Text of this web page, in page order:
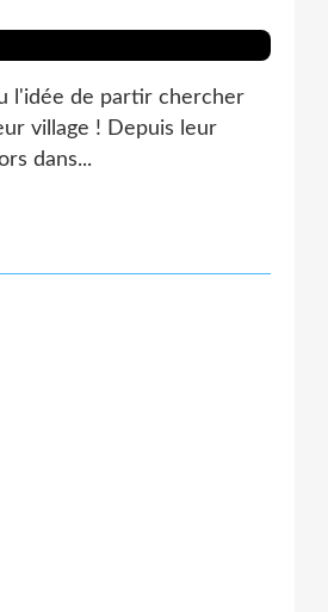
l'idée de partir chercher
village ! Depuis leur
dans...